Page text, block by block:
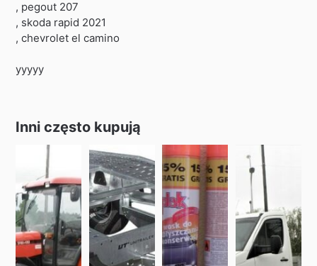
, pegout 207
, skoda rapid 2021
, chevrolet el camino
yyyyy
Inni często kupują